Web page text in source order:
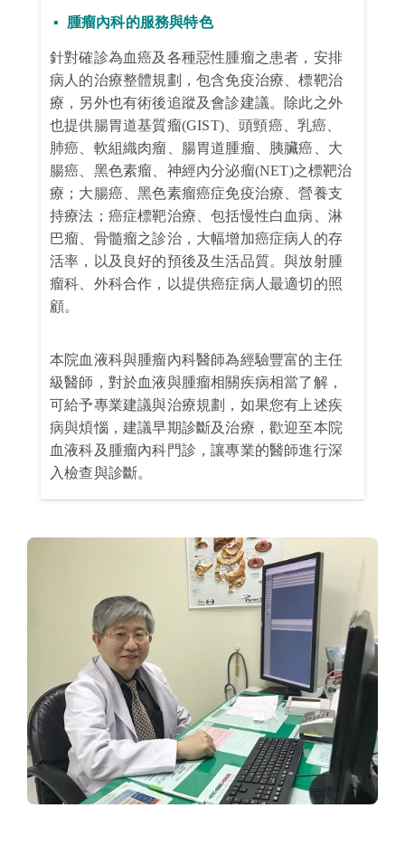
▪ 腫瘤內科的服務與特色
針對確診為血癌及各種惡性腫瘤之患者，安排
病人的治療整體規劃，包含免疫治療、標靶治
療，另外也有術後追蹤及會診建議。除此之外
也提供腸胃道基質瘤(GIST) 、頭頸癌、乳癌、
肺癌、軟組織肉瘤、腸胃道腫瘤、胰臟癌、大
腸癌、黑色素瘤、神經內分泌瘤(NET)之標靶治
療；大腸癌、黑色素瘤癌症免疫治療、營養支
持療法；癌症標靶治療、包括慢性白血病、淋
巴瘤、骨髓瘤之診治，大幅增加癌症病人的存
活率，以及良好的預後及生活品質。與放射腫
瘤科、外科合作，以提供癌症病人最適切的照
顧。
本院血液科與腫瘤內科醫師為經驗豐富的主任
級醫師，對於血液與腫瘤相關疾病相當了解，
可給予專業建議與治療規劃，如果您有上述疾
病與煩惱，建議早期診斷及治療，歡迎至本院
血液科及腫瘤內科門診，讓專業的醫師進行深
入檢查與診斷。